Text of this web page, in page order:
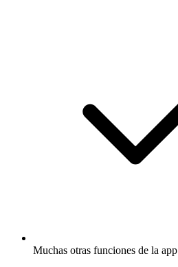
Muchas otras funciones de la app